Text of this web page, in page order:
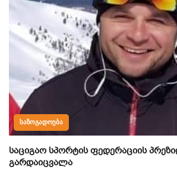
ᲡᲐᲖᲝᲒᲐᲓᲝᲔᲑᲐ
საციგაო სპორტის ფედერაციის
გარდაიცვალა